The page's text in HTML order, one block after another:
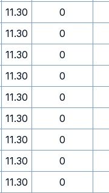
11.30 0
11.30 0
11.30 0
11.30 0
11.30 0
11.30 0
11.30 0
11.30 0
11.30 0